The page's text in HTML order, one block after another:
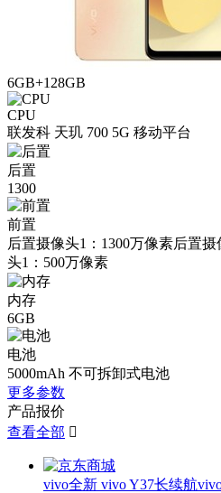
6GB+128GB
CPU
联发科 天玑 700 5G 移动平台
后置
1300
前置
后置摄像头1：1300万像素后置
头1：500万像素
内存
6GB
电池
5000mAh 不可拆卸式电池
更多参数
产品报价
查看全部 
vivo全新 vivo Y37长续航